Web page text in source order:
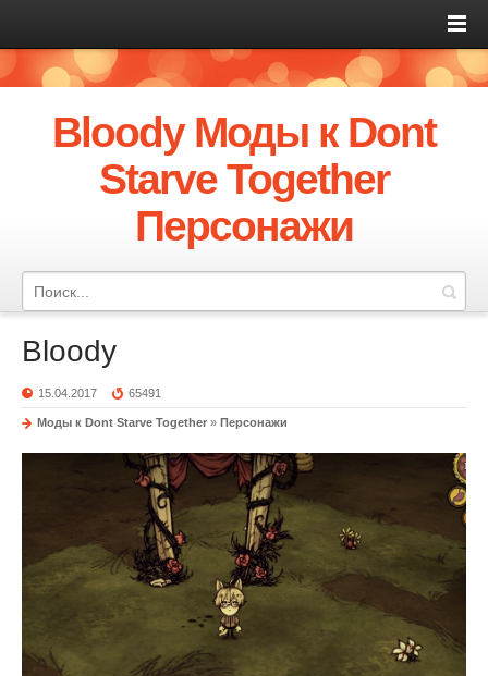
Bloody Моды к Dont
Starve Together
Персонажи
Bloody
15.04.2017 65491
Моды к Dont Starve Together » Персонажи